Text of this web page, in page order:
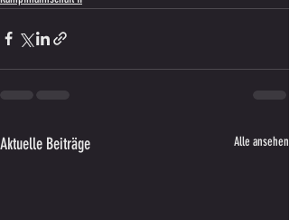
Aktuelle Beiträge Alle ansehen